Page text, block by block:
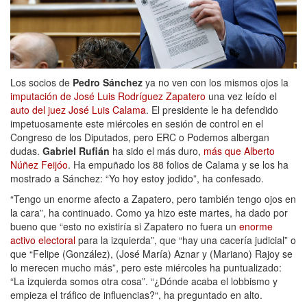
Los socios de Pedro Sánchez ya no ven con los mismos ojos la
imputación de José Luis Rodríguez Zapatero una vez leído el
auto del juez José Luis Calama. El presidente le ha defendido
impetuosamente este miércoles en sesión de control en el
Congreso de los Diputados, pero ERC o Podemos albergan
dudas. Gabriel Rufián ha sido el más duro, más que Alberto
Núñez Feijóo. Ha empuñado los 88 folios de Calama y se los ha
mostrado a Sánchez: “Yo hoy estoy jodido”, ha confesado.
“Tengo un enorme afecto a Zapatero, pero también tengo ojos en
la cara”, ha continuado. Como ya hizo este martes, ha dado por
bueno que “esto no existiría si Zapatero no fuera un enorme
activo electoral para la izquierda”, que “hay una cacería judicial” o
que “Felipe (González), (José María) Aznar y (Mariano) Rajoy se
lo merecen mucho más”, pero este miércoles ha puntualizado:
“La izquierda somos otra cosa”. “¿Dónde acaba el lobbismo y
empieza el tráfico de influencias?“, ha preguntado en alto.